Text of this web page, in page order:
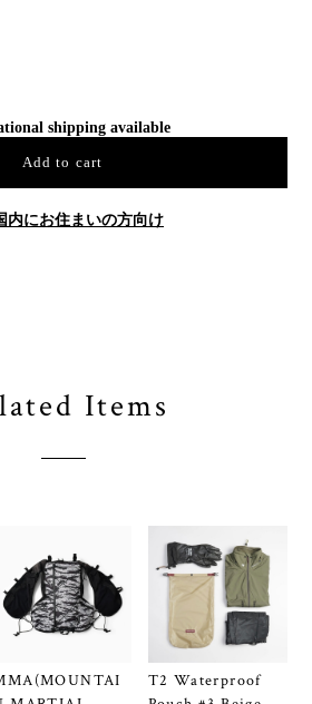
shipping available
Add to cart
内にお住まいの方向け
Items
T2 Waterproof